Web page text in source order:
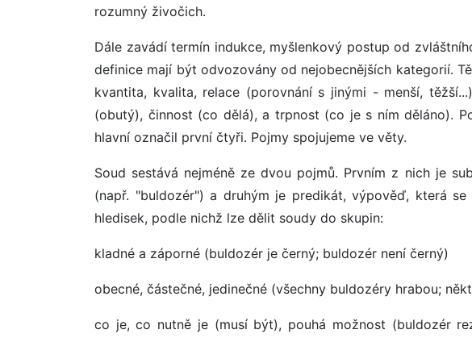
rozumný živočich.
Dále zavádí termín indukce, myšlenkový postup od
definice mají být odvozovány od nejobecnějších kategorií.
kvantita, kvalita, relace (porovnání s jinými - menší,
(obutý), činnost (co dělá), a trpnost (co je s ním děláno).
hlavní označil první čtyři. Pojmy spojujeme ve věty.
Soud sestává nejméně ze dvou pojmů. Prvním z nich je
(např. "buldozér") a druhým je predikát, výpověď, která
hledisek, podle nichž lze dělit soudy do skupin:
kladné a záporné (buldozér je černý; buldozér není černý)
obecné, částečné, jedinečné (všechny buldozéry hrabou;
co je, co nutně je (musí být), pouhá možnost (buldozér